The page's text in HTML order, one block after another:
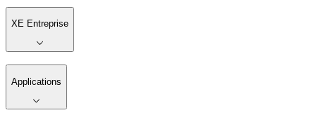
XE Entreprise
Applications